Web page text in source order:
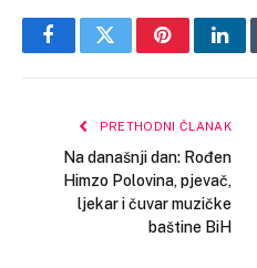
FacebookTwitterPinterest
PRETHODNI ČLANAK
Na današnji dan: Rođen
Himzo Polovina, pjevač,
ljekar i čuvar muzičke
baštine BiH